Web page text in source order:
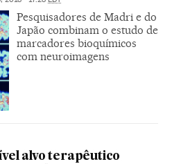
Pesquisadores de Madri e do
Japão combinam o estudo de
marcadores bioquímicos
com neuroimagens
alvo terapêutico